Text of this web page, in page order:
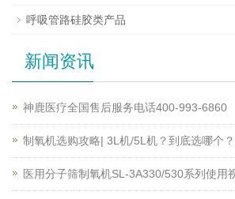
呼吸管路硅胶类产品
新闻资讯
神鹿医疗全国售后服务电话400-993-6860
制氧机选购攻略| 3L机/5L机？到底选哪个？
医用分子筛制氧机SL-3A330/530系列使用